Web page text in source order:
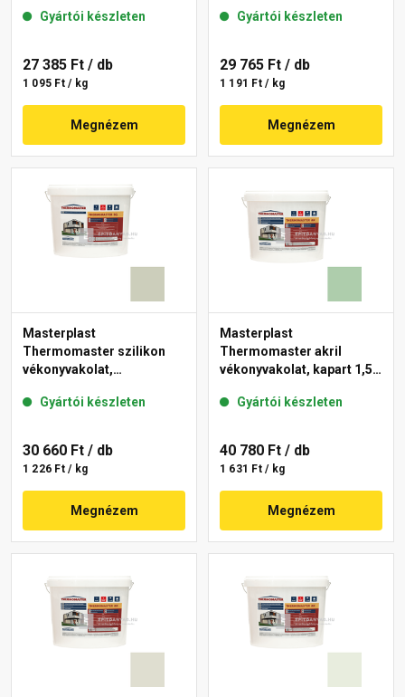
42-D 25 kg
Gyártói készleten
27 385 Ft / db
1 095 Ft / kg
Megnézem
Gyártói készleten
29 765 Ft / db
1 191 Ft / kg
Megnézem
Masterplast
Thermomaster szilikon
vékonyvakolat,
42-D 25 kg
Gyártói készleten
30 660 Ft / db
1 226 Ft / kg
Megnézem
Masterplast
Thermomaster akril
vékonyvakolat, kapart 1,5
Gyártói készleten
40 780 Ft / db
1 631 Ft / kg
Megnézem